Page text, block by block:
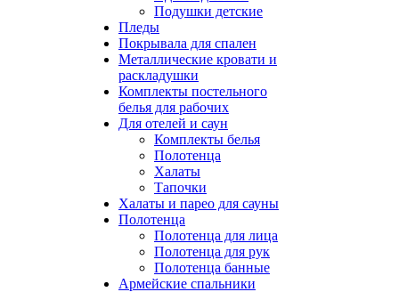
Подушки детские
Пледы
Покрывала для спален
Металлические кровати и
раскладушки
Комплекты постельного
белья для рабочих
Для отелей и саун
Комплекты белья
Полотенца
Халаты
Тапочки
Халаты и парео для сауны
Полотенца
Полотенца для лица
Полотенца для рук
Полотенца банные
Армейские спальники